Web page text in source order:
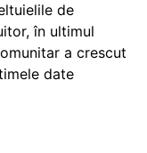
de
în ultimul
a crescut
date